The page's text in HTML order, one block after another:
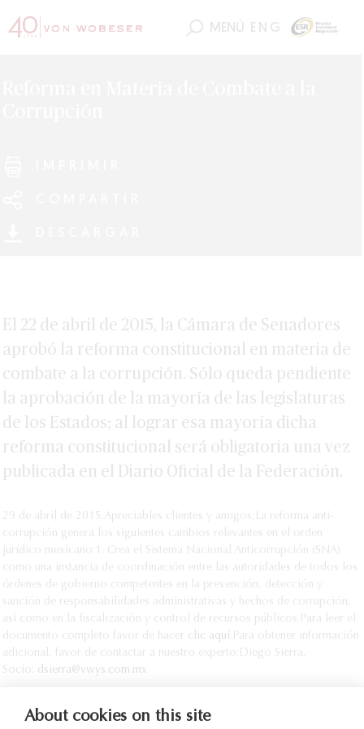
MENÚ ENG
El 22 de abril de 2015, la Cámara de Senadores
aprobó la reforma constitucional en materia de
combate a la corrupción. Sólo queda pendiente
la aprobación de la mayoría de las legislaturas
de los Estados; al lograr esa mayoría dicha
reforma constitucional será obligatoria una vez
publicada en el Diario Oficial de la Federación.
29 de abril de 2015. Apreciables clientes y amigos, La reforma anti-
corrupción genera los siguientes cambios relevantes en el orden
jurídico mexicano: 1. Crea el Sistema Nacional Anticorrupción (SNA)
como una instancia de coordinación entre las autoridades de todos los
órdenes de gobierno competentes en la prevención, detección y
sanción de responsabilidades administrativas y hechos de corrupción,
así como en la fiscalización y control de recursos públicos. Para leer el
documento completo favor de hacer clic aquí Para obtener información
adicional, favor de contactar a nuestro experto: Diego Sierra,
Socio: dsierra@vwys.com.mx
About cookies on this site